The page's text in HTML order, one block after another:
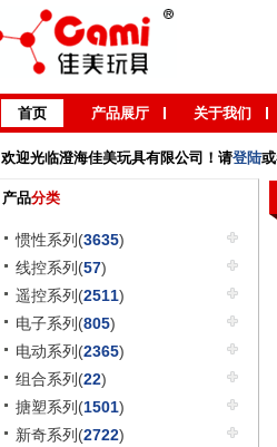
首页 产品展厅 关于我们
欢迎光临澄海佳美玩具有限公司！请登陆
产品分类
惯性系列(3635)
线控系列(57)
遥控系列(2511)
电子系列(805)
电动系列(2365)
组合系列(22)
搪塑系列(1501)
新奇系列(2722)